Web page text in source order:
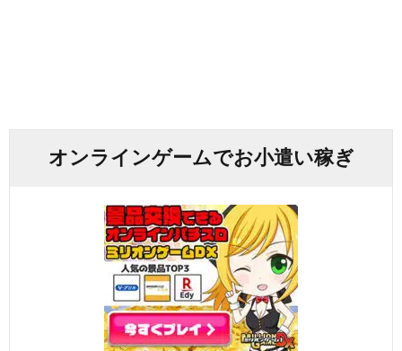
オンラインゲームでお小遣い稼ぎ